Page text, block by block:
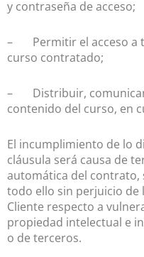
y contraseña de acceso;
– Permitir el acceso a
curso contratado;
– Distribuir,
contenido del curso, en
El incumplimiento de lo
cláusula será causa de
automática del contrato,
todo ello sin perjuicio de
Cliente respecto a
propiedad intelectual e
o de terceros.